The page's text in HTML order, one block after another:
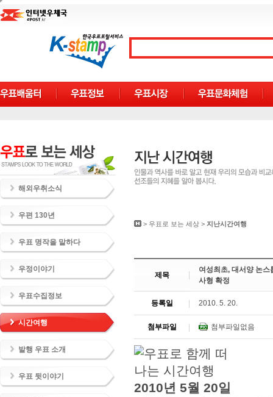
해외우취소식
우편 130년
우표 명작을 말하다
우정이야기
우표수집정보
시간여행
발행 우표 소개
우표 뒷이야기
> 우표로 보는 세상 > 지난시간여행
제목
여성최초, 대서양 논
사형 확정
등록일 2010. 5. 20.
첨부파일 첨부파일없음
2010년 5월 20일